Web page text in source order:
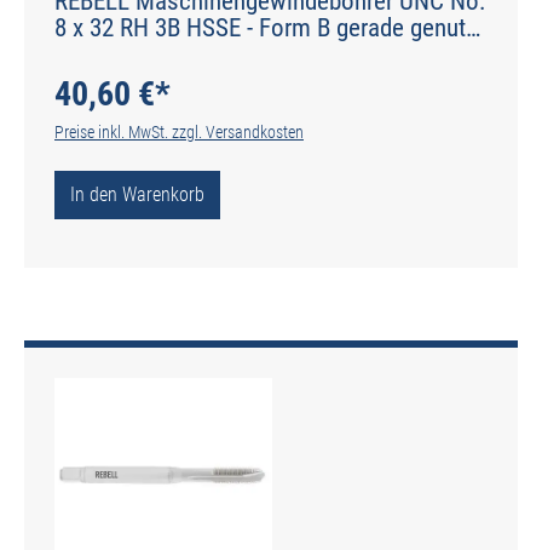
8 x 32 RH 3B HSSE - Form B gerade genutet
40,60 €*
Preise inkl. MwSt. zzgl. Versandkosten
In den Warenkorb